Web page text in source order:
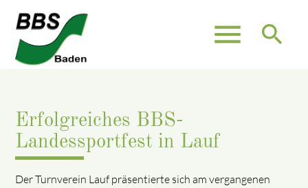
menu search
Erfolgreiches BBS-
Landessportfest in Lauf
Der Turnverein Lauf präsentierte sich am vergangenen